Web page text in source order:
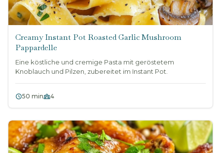
Creamy Instant Pot Roasted Garlic Mushroom
Pappardelle
Eine köstliche und cremige Pasta mit geröstetem
Knoblauch und Pilzen, zubereitet im Instant Pot.
50 min 4